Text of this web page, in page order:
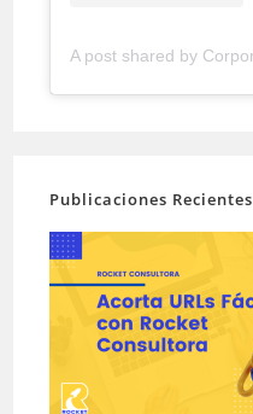
Publicaciones Recientes